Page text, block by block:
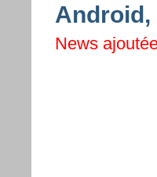
Android,
News